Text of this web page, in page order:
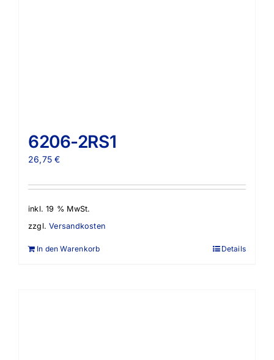
6206-2RS1
26,75€
inkl. 19 % MwSt.
zzgl.Versandkosten
In den Warenkorb Details